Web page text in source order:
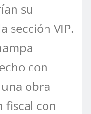
su
sección VIP.
con
una obra
fiscal con